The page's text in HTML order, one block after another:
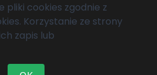
Marzenie. Wszelkie prawa
pliki cookies zgodnie z
. Korzystanie ze strony
zapis lub